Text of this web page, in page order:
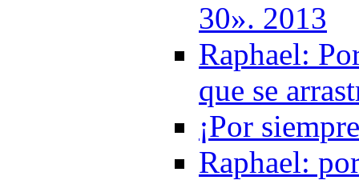
30». 2013
Raphael:
que se
¡Por
Raphael: